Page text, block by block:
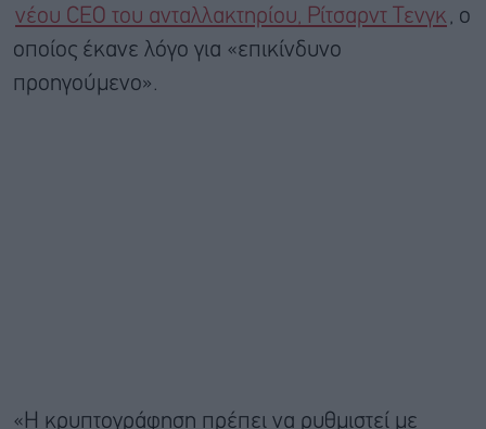
νέου CEO του ανταλλακτηρίου, Ρίτσαρντ Τενγκ , ο
οποίος έκανε λόγο για «επικίνδυνο
προηγούμενο».
«Η κρυπτογράφηση πρέπει να ρυθμιστεί με